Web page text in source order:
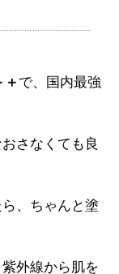
で、国内最強
さなくても良
、ちゃんと塗
外線から肌を